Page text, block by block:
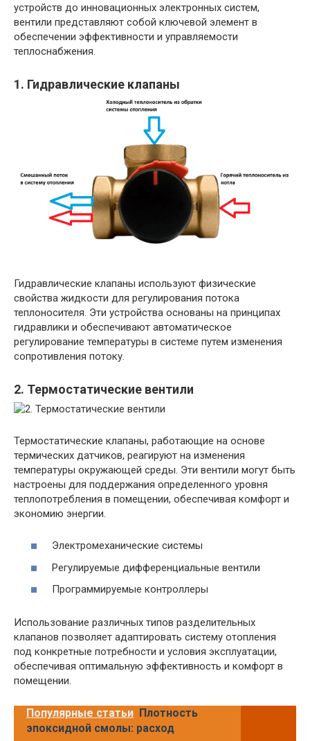
устройств до инновационных электронных систем,
вентили представляют собой ключевой элемент в
обеспечении эффективности и управляемости
теплоснабжения.
1. Гидравлические клапаны
Гидравлические клапаны используют физические
свойства жидкости для регулирования потока
теплоносителя. Эти устройства основаны на принципах
гидравлики и обеспечивают автоматическое
регулирование температуры в системе путем изменения
сопротивления потоку.
2. Термостатические вентили
Термостатические клапаны, работающие на основе
термических датчиков, реагируют на изменения
температуры окружающей среды. Эти вентили могут быть
настроены для поддержания определенного уровня
теплопотребления в помещении, обеспечивая комфорт и
экономию энергии.
Электромеханические системы
Регулируемые дифференциальные вентили
Программируемые контроллеры
Использование различных типов разделительных
клапанов позволяет адаптировать систему отопления
под конкретные потребности и условия эксплуатации,
обеспечивая оптимальную эффективность и комфорт в
помещении.
Популярные статьи Плотность
эпоксидной смолы: расход